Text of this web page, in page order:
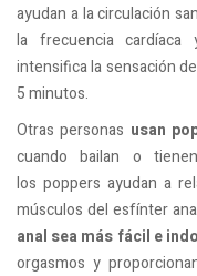
ayudan a la circulación
la frecuencia cardíaca
intensifica la sensación
5 minutos.
Otras personas usan
cuando bailan o
los poppers ayudan a
músculos del esfínter
anal sea más fácil e
orgasmos y